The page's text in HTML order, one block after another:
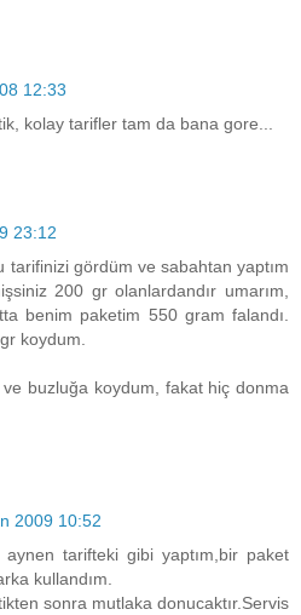
12:33
kolay tarifler tam da bana gore...
23:12
tarifinizi gördüm ve sabahtan yaptım
200 gr olanlardandır umarım,
benim paketim 550 gram falandı.
koydum.
ve buzluğa koydum, fakat hiç donma
2009 10:52
aynen tarifteki gibi yaptım,bir paket
kullandım.
sonra mutlaka donucaktır.Servis